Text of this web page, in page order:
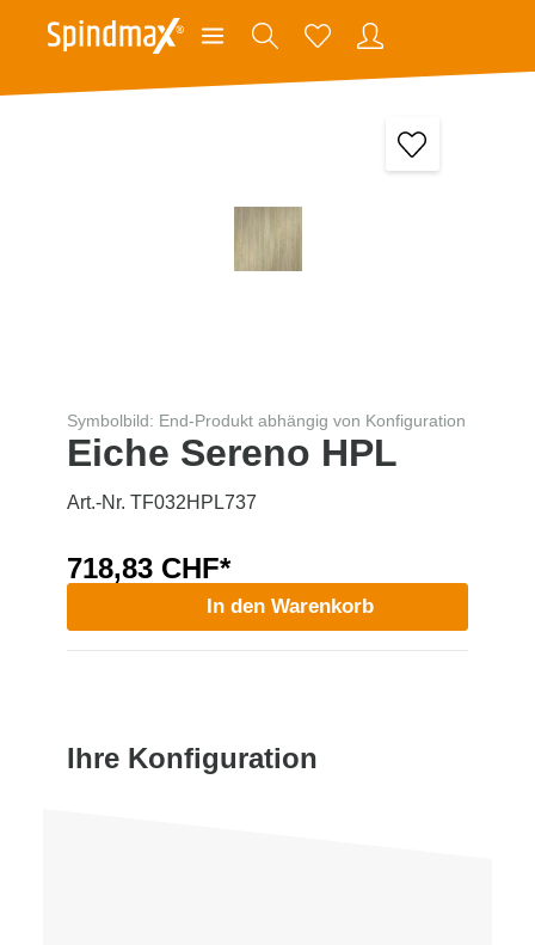
Symbolbild: End-Produkt abhängig von Konfiguration
Eiche Sereno HPL
Art.-Nr. TF032HPL737
718,83 CHF*
In den Warenkorb
Ihre Konfiguration